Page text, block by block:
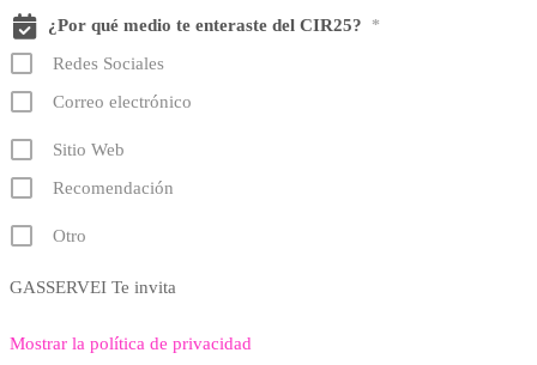
¿Por qué medio te enteraste del CIR25? *
Redes Sociales
Correo electrónico
Sitio Web
Recomendación
Otro
GASSERVEI Te invita
Mostrar la política de privacidad